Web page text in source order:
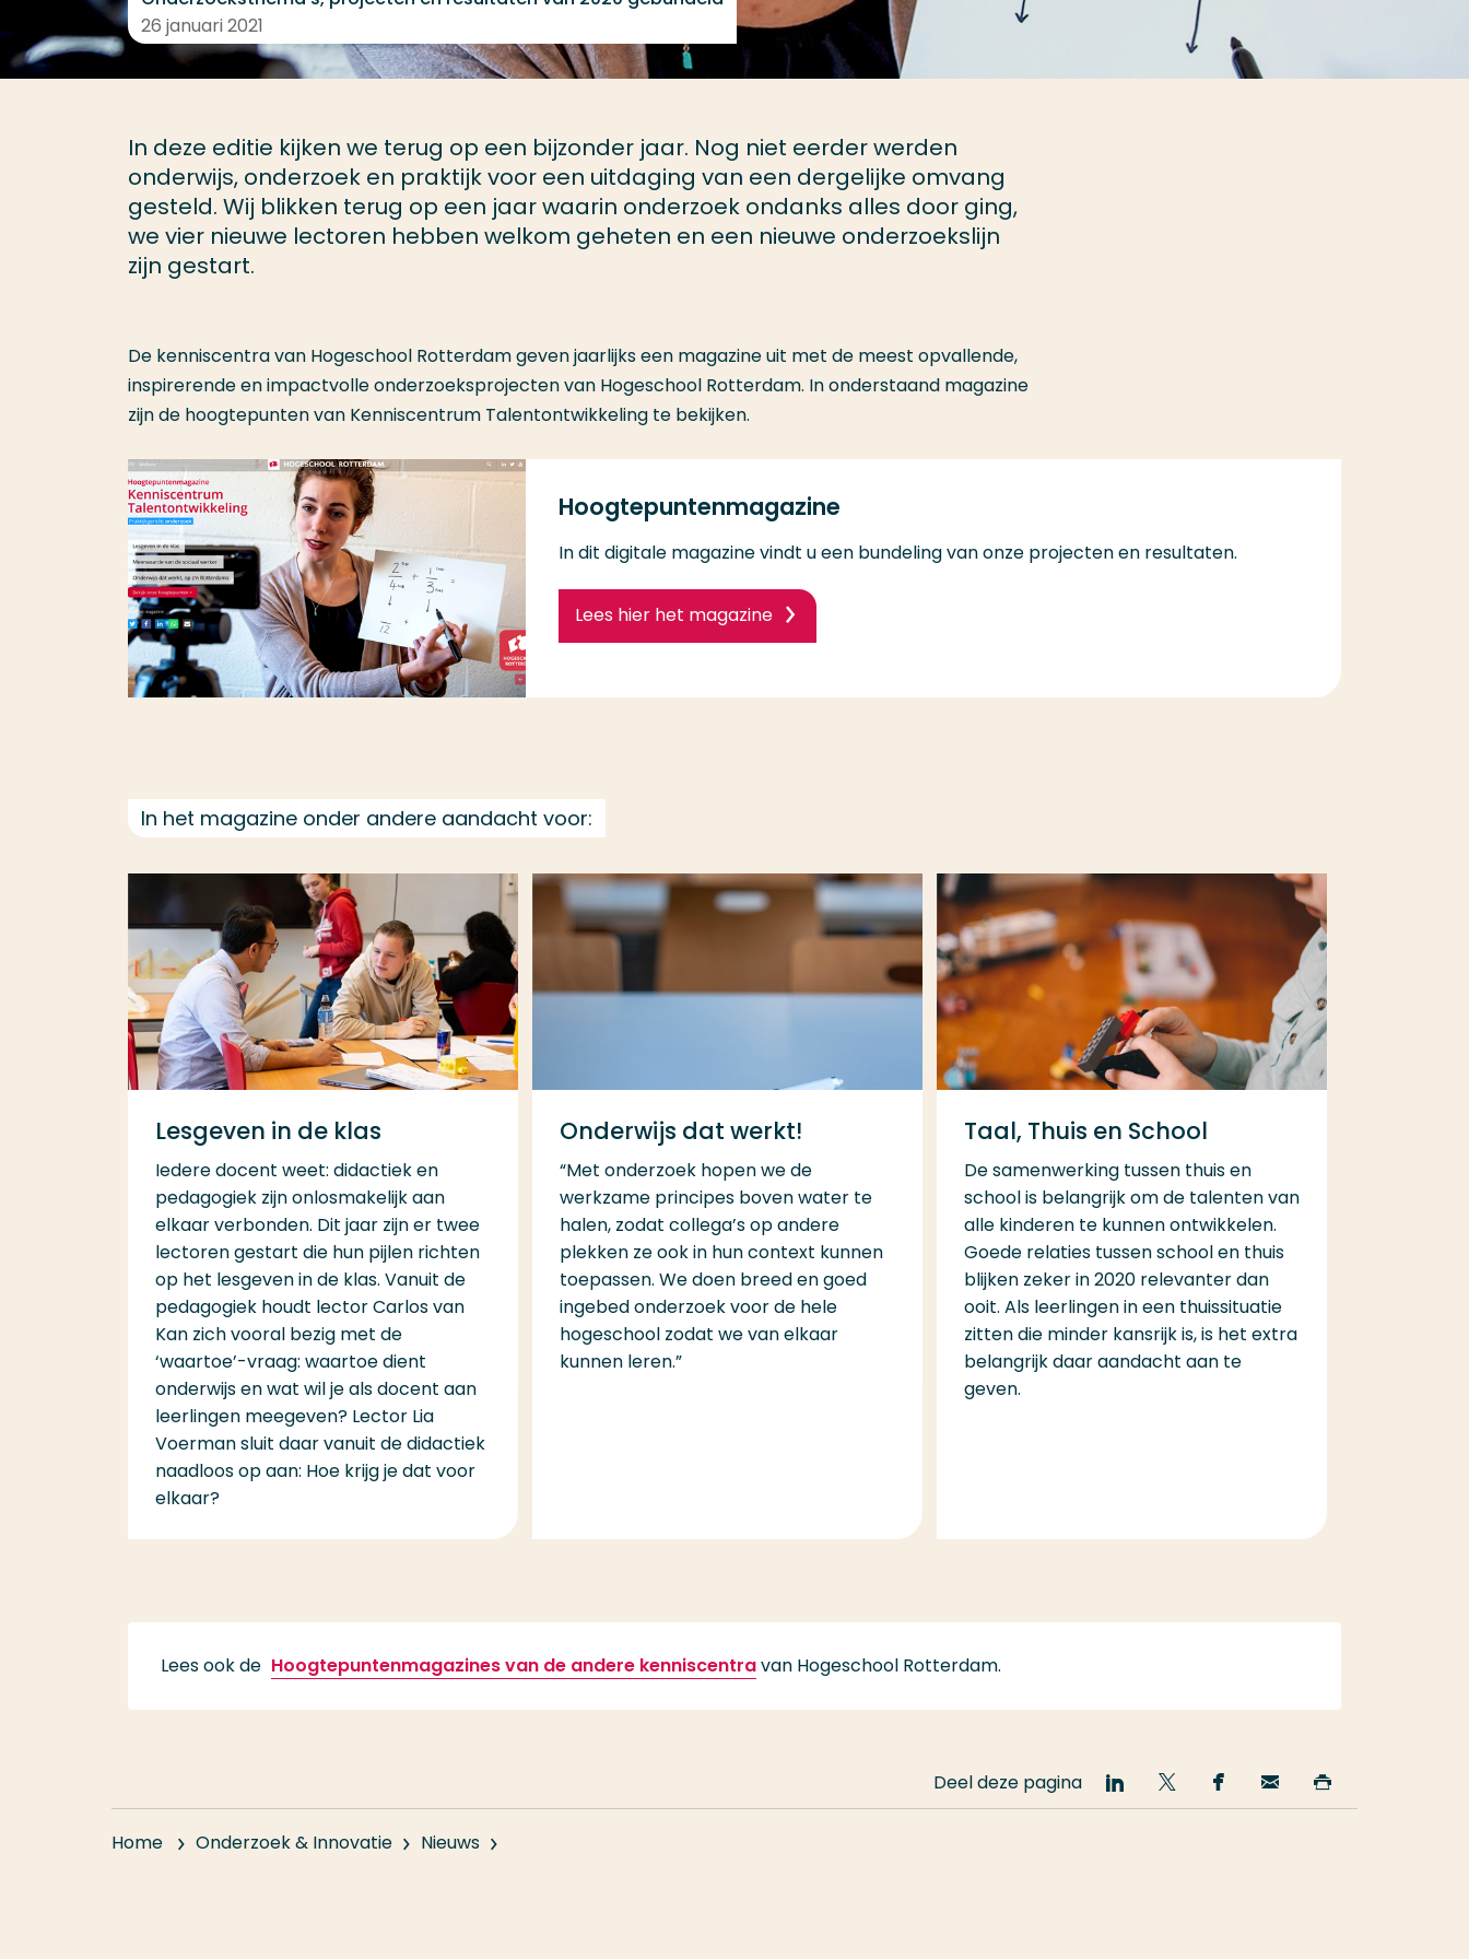
26 januari 2021
In deze editie kijken we terug op een bijzonder jaar. Nog niet eerder werden
onderwijs, onderzoek en praktijk voor een uitdaging van een dergelijke omvang
gesteld. Wij blikken terug op een jaar waarin onderzoek ondanks alles door ging,
we vier nieuwe lectoren hebben welkom geheten en een nieuwe onderzoekslijn
zijn gestart.
De kenniscentra van Hogeschool Rotterdam geven jaarlijks een magazine uit met de meest opvallende,
inspirerende en impactvolle onderzoeksprojecten van Hogeschool Rotterdam. In onderstaand magazine
zijn de hoogtepunten van Kenniscentrum Talentontwikkeling te bekijken.
Hoogtepuntenmagazine
In dit digitale magazine vindt u een bundeling van onze projecten en resultaten.
Lees hier het magazine
In het magazine onder andere aandacht voor:
Lesgeven in de klas
Iedere docent weet: didactiek en
pedagogiek zijn onlosmakelijk aan
elkaar verbonden. Dit jaar zijn er twee
lectoren gestart die hun pijlen richten
op het lesgeven in de klas. Vanuit de
pedagogiek houdt lector Carlos van
Kan zich vooral bezig met de
‘waartoe’-vraag: waartoe dient
onderwijs en wat wil je als docent aan
leerlingen meegeven? Lector Lia
Voerman sluit daar vanuit de didactiek
naadloos op aan: Hoe krijg je dat voor
elkaar?
Onderwijs dat werkt!
“Met onderzoek hopen we de
werkzame principes boven water te
halen, zodat collega’s op andere
plekken ze ook in hun context kunnen
toepassen. We doen breed en goed
ingebed onderzoek voor de hele
hogeschool zodat we van elkaar
kunnen leren.”
Taal, Thuis en School
De samenwerking tussen thuis en
school is belangrijk om de talenten van
alle kinderen te kunnen ontwikkelen.
Goede relaties tussen school en thuis
blijken zeker in 2020 relevanter dan
ooit. Als leerlingen in een thuissituatie
zitten die minder kansrijk is, is het extra
belangrijk daar aandacht aan te
geven.
Lees ook de Hoogtepuntenmagazines van de andere kenniscentravan Hogeschool Rotterdam.
Home Onderzoek & Innovatie Nieuws
Deel deze pagina
Deel
op
Deel
op
Deel
op
Email
deze deze